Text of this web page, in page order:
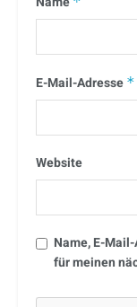
E-Mail-Adresse *
Website
Name, E-
für meinen